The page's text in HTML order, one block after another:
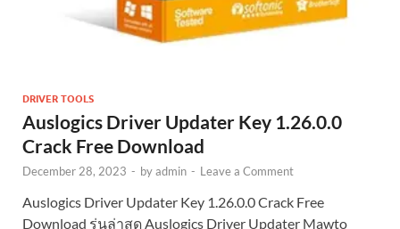
DRIVER TOOLS
Auslogics Driver Updater Key 1.26.0.0
Crack Free Download
December 28, 2023 - byadmin - Leave a Comment
Auslogics Driver Updater Key 1.26.0.0 Crack Free
Download รุ่นล่าสุด Auslogics Driver Updater Mawto